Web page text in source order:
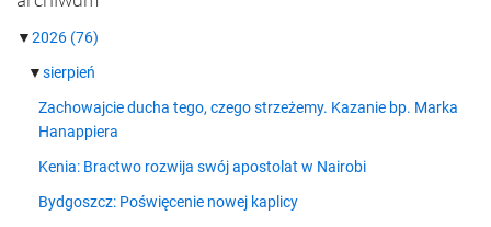
▼2026 (76)
▼sierpień
Zachowajcie ducha tego, czego strzeżemy. Kazanie bp. Marka
Hanappiera
Kenia: Bractwo rozwija swój apostolat w Nairobi
Bydgoszcz: Poświęcenie nowej kaplicy